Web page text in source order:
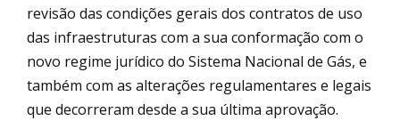
revisão das condições gerais dos contratos de uso
das infraestruturas com a sua conformação com o
novo regime jurídico do Sistema Nacional de Gás, e
também com as alterações regulamentares e legais
que decorreram desde a sua última aprovação.